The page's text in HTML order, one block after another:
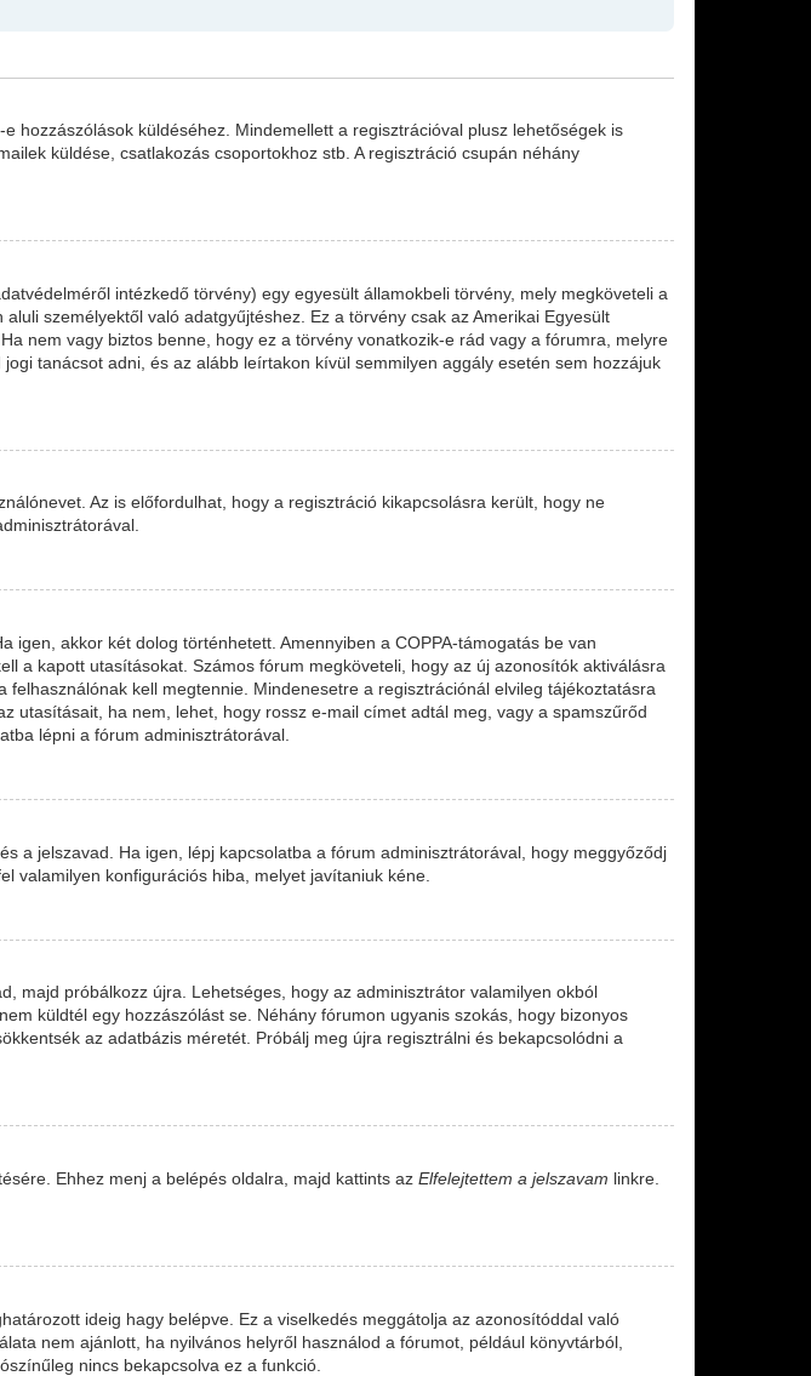
hozzászólások küldéséhez. Mindemellett a regisztrációval plusz lehetőségek is
küldése, csatlakozás csoportokhoz stb. A regisztráció csupán néhány
intézkedő törvény) egy egyesült államokbeli törvény, mely megköveteli a
személyektől való adatgyűjtéshez. Ez a törvény csak az Amerikai Egyesült
nem vagy biztos benne, hogy ez a törvény vonatkozik-e rád vagy a fórumra, melyre
tanácsot adni, és az alább leírtakon kívül semmilyen aggály esetén sem hozzájuk
Az is előfordulhat, hogy a regisztráció kikapcsolásra került, hogy ne
igen, akkor két dolog történhetett. Amennyiben a COPPA-támogatás be van
a kapott utasításokat. Számos fórum megköveteli, hogy az új azonosítók aktiválásra
kell megtennie. Mindenesetre a regisztrációnál elvileg tájékoztatásra
utasításait, ha nem, lehet, hogy rossz e-mail címet adtál meg, vagy a spamszűrőd
lépni a fórum adminisztrátorával.
a jelszavad. Ha igen, lépj kapcsolatba a fórum adminisztrátorával, hogy meggyőződj
valamilyen konfigurációs hiba, melyet javítaniuk kéne.
majd próbálkozz újra. Lehetséges, hogy az adminisztrátor valamilyen okból
küldtél egy hozzászólást se. Néhány fórumon ugyanis szokás, hogy bizonyos
az adatbázis méretét. Próbálj meg újra regisztrálni és bekapcsolódni a
Ehhez menj a belépés oldalra, majd kattints azElfelejtettem a jelszavam linkre.
ideig hagy belépve. Ez a viselkedés meggátolja az azonosítóddal való
nem ajánlott, ha nyilvános helyről használod a fórumot, például könyvtárból,
nincs bekapcsolva ez a funkció.